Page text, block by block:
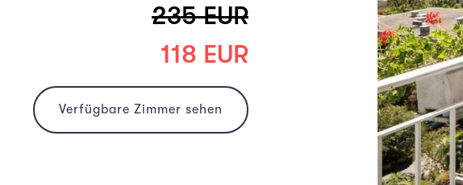
235 EUR
118 EUR
Verfügbare Zimmer sehen